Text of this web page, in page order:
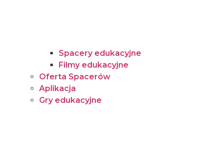
Spacery edukacyjne
Filmy edukacyjne
Oferta Spacerów
Aplikacja
Gry edukacyjne